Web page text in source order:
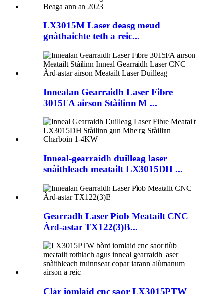
LX3015M Laser deasg meud
gnàthaichte teth a reic...
Innealan Gearraidh Laser Fibre
3015FA airson Stàilinn M ...
Inneal-gearraidh duilleag laser
snàithleach meatailt LX3015DH ...
Gearradh Laser Pìob Meatailt CNC
Àrd-astar TX122(3)B...
Clàr iomlaid cnc saor LX3015PTW